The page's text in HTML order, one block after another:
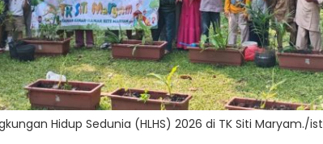
Hidup Sedunia (HLHS) 2026 di TK Siti Maryam./ist